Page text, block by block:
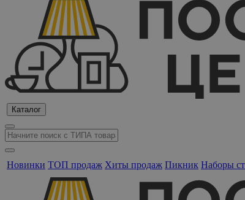
Каталог
Новинки ТОП продаж Хиты продаж Пикник Наборы